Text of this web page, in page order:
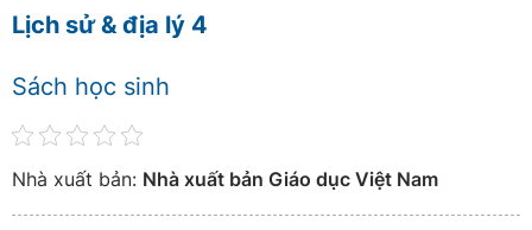
Lịch sử & địa lý 4
Sách học sinh
Nhà xuất bản: Nhà xuất bản Giáo dục Việt Nam